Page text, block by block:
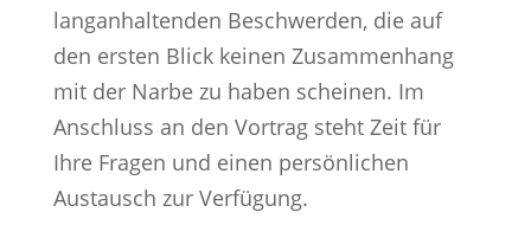
langanhaltenden Beschwerden, die auf
den ersten Blick keinen Zusammenhang
mit der Narbe zu haben scheinen. Im
Anschluss an den Vortrag steht Zeit für
Ihre Fragen und einen persönlichen
Austausch zur Verfügung.